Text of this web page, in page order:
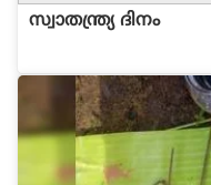
സ്വാതന്ത്ര്യ ദിനം